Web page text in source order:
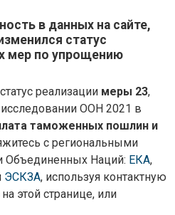
в данных на сайте,
статус
мер по упрощению
реализации меры 23,
ООН 2021 в
таможенных пошлин и
с региональными
Объединенных Наций: ЕКА,
ЭСКЗА, используя контактную
этой странице, или